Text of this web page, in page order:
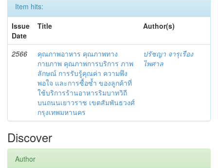
Item hits:
Issue
Date
Title Author(s)
2566
คุณภาพอาหาร คุณภาพทาง
กายภาพ คุณภาพการบริการ ภาพ
ลักษณ์ การรับรู้คุณค่า ความพึง
พอใจ และการซื้อซ้ำ ของลูกค้าที่
ใช้บริการร้านอาหารริมบาทวิถี
บนถนนเยาวราช เขตสัมพันธวงศ์
กรุงเทพมหานคร
ปรัชญา จารุเรือง
ไพศาล
Discover
Author